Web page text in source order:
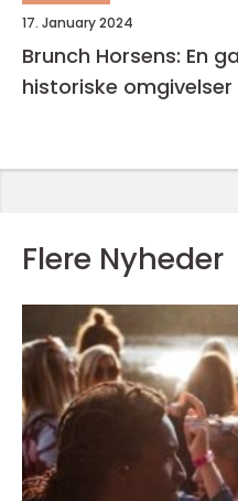
17. January 2024
Brunch Horsens: En
historiske omgivelser
Flere Nyheder